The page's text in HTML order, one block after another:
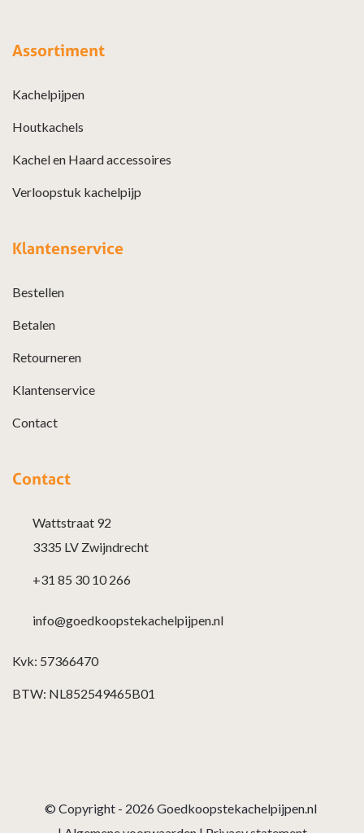
Assortiment
Kachelpijpen
Houtkachels
Kachel en Haard accessoires
Verloopstuk kachelpijp
Klantenservice
Bestellen
Betalen
Retourneren
Klantenservice
Contact
Contact
Wattstraat 92
3335 LV Zwijndrecht
+31 85 30 10 266
info@goedkoopstekachelpijpen.nl
Kvk: 57366470
BTW: NL852549465B01
© Copyright - 2026 Goedkoopstekachelpijpen.nl